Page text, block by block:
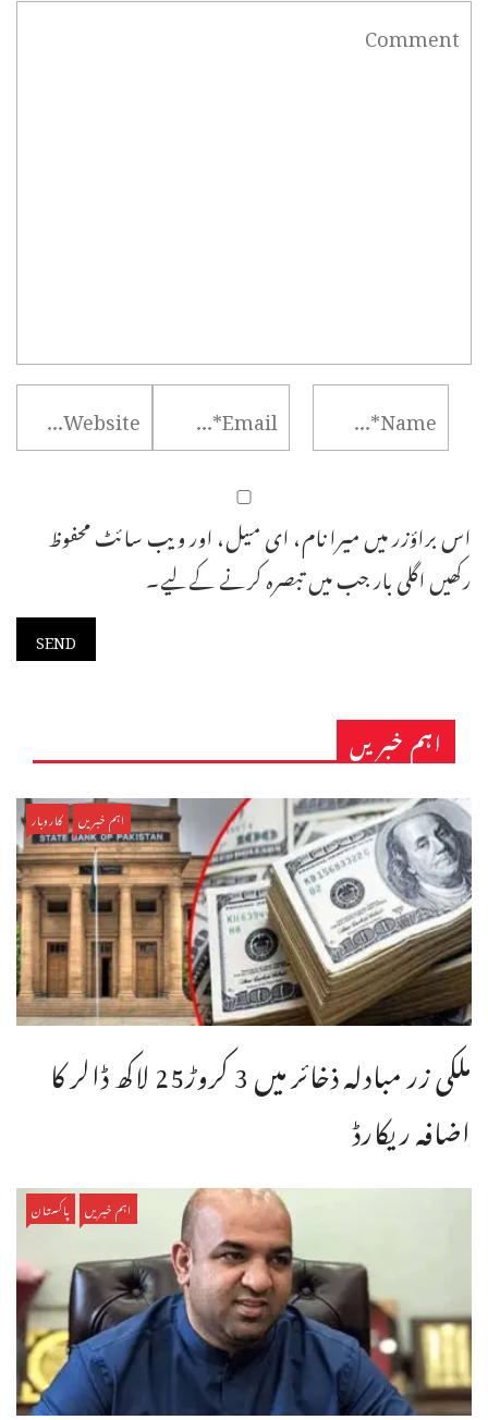
اس براؤزر میں میرا نام، ای میل، اور ویب سائٹ محفوظ
رکھیں اگلی بار جب میں تبصرہ کرنے کےلیے۔
اہم خبریں
اہم خبریں کاروبار
ملکی زر مبادلہ ذخائر میں 3 کروڑ25 لاکھ ڈالر کا
اضافہ ریکارڈ
اہم خبریں پاکستان